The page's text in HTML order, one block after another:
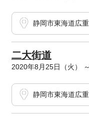
静岡市東海道広
二大街道
2020年8月25日（火）
静岡市東海道広